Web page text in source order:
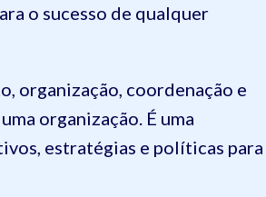
o sucesso de qualquer
organização, coordenação e
organização. É uma
estratégias e políticas para